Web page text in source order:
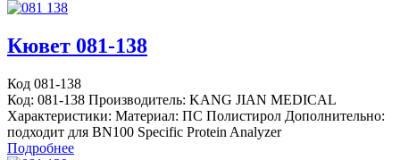
Кювет 081-138
Код 081-138
Код: 081-138 Производитель: KANG JIAN MEDICAL
Характеристики: Материал: ПС Полистирол Дополнительно:
подходит для BN100 Specific Protein Analyzer
Подробнее